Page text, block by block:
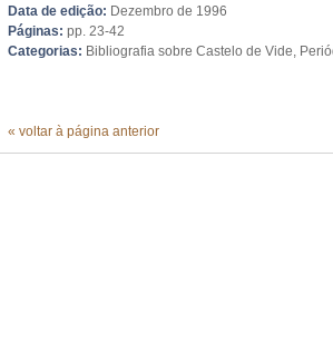
Data de edição: Dezembro de 1996
Páginas: pp. 23-42
Categorias: Bibliografia sobre Castelo de Vide,
« voltar à página anterior